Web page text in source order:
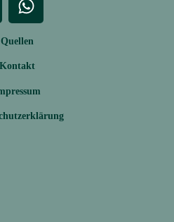
Quellen
Kontakt